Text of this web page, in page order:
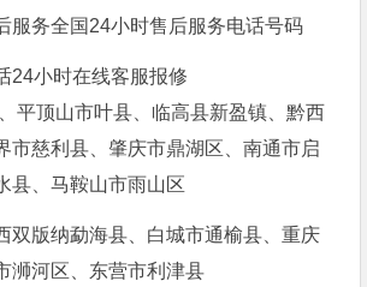
服务全国24小时售后服务电话号码
24小时在线客服报修
平顶山市叶县、临高县新盈镇、黔西
市慈利县、肇庆市鼎湖区、南通市启
县、马鞍山市雨山区
双版纳勐海县、白城市通榆县、重庆
浉河区、东营市利津县